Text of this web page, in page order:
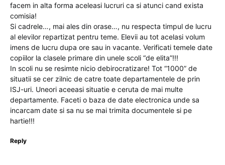
facem in alta forma aceleasi lucruri ca si atunci cand exista
comisia!
Si cadrele…, mai ales din orase…, nu respecta timpul de lucru
al elevilor repartizat pentru teme. Elevii au tot acelasi volum
imens de lucru dupa ore sau in vacante. Verificati temele date
copiilor la clasele primare din unele scoli “de elita”!!!
In scoli nu se resimte nicio debirocratizare! Tot “1000” de
situatii se cer zilnic de catre toate departamentele de prin
ISJ-uri. Uneori aceeasi situatie e ceruta de mai multe
departamente. Faceti o baza de date electronica unde sa
incarcam date si sa nu se mai trimita documentele si pe
hartie!!!
Reply